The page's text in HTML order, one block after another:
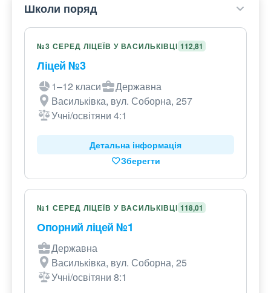
Школи поряд
№3 СЕРЕД ЛІЦЕЇВ У ВАСИЛЬКІВЦІ 112,81
Ліцей №3
1–12 класи
Державна
Васильківка, вул. Соборна, 257
Учні/освітяни 4:1
Детальна інформація
Зберегти
№1 СЕРЕД ЛІЦЕЇВ У ВАСИЛЬКІВЦІ 118,01
Опорний ліцей №1
Державна
Васильківка, вул. Соборна, 25
Учні/освітяни 8:1